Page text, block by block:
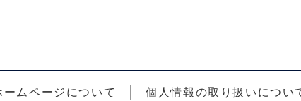
ームページについて 個人情報の取り扱いについ